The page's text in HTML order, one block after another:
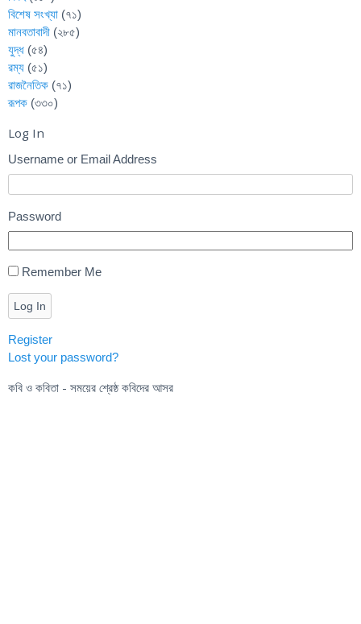
বিশেষ সংখ্যা (৭১)
মানবতাবাদী (২৮৫)
যুদ্ধ (৫৪)
রম্য (৫১)
রাজনৈতিক (৭১)
রূপক (৩৩০)
Log In
Username or Email Address
Password
Remember Me
Log In
Register
Lost your password?
কবি ও কবিতা - সময়ের শ্রেষ্ঠ কবিদের আসর